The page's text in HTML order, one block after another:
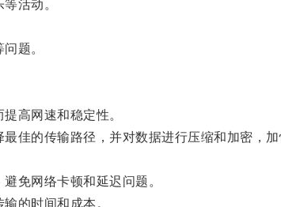
活动。
题。
高网速和稳定性。
的传输路径，并对数据进行压缩和加密，加
免网络卡顿和延迟问题。
的时间和成本。